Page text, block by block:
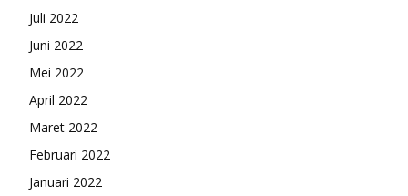
Juli 2022
Juni 2022
Mei 2022
April 2022
Maret 2022
Februari 2022
Januari 2022